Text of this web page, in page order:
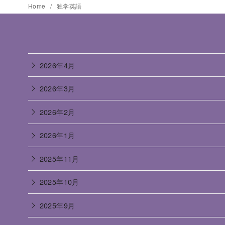
Home 独学英語
2026年4月
2026年3月
2026年2月
2026年1月
2025年11月
2025年10月
2025年9月